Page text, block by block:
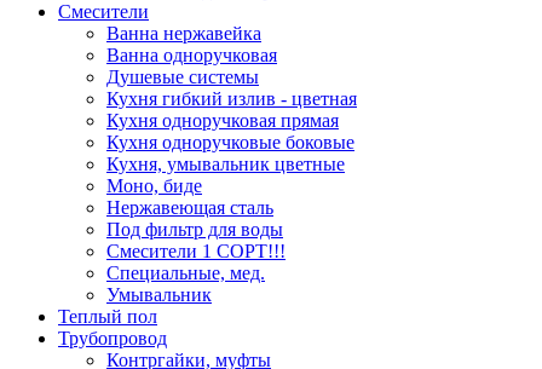
Смесители
Ванна нержавейка
Ванна одноручковая
Душевые системы
Кухня гибкий излив - цветная
Кухня одноручковая прямая
Кухня одноручковые боковые
Кухня, умывальник цветные
Моно, биде
Нержавеющая сталь
Под фильтр для воды
Смесители 1 СОРТ!!!
Специальные, мед.
Умывальник
Теплый пол
Трубопровод
Контргайки, муфты